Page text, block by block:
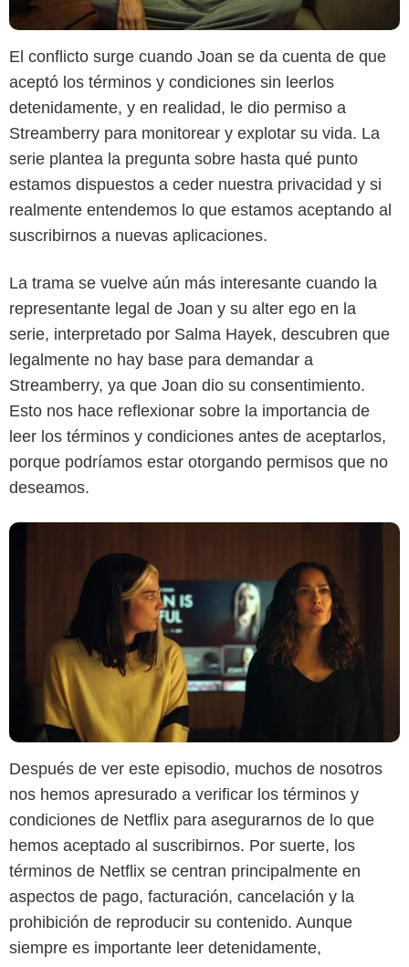
El conflicto surge cuando Joan se da cuenta de que
aceptó los términos y condiciones sin leerlos
detenidamente, y en realidad, le dio permiso a
Streamberry para monitorear y explotar su vida. La
serie plantea la pregunta sobre hasta qué punto
estamos dispuestos a ceder nuestra privacidad y si
realmente entendemos lo que estamos aceptando al
suscribirnos a nuevas aplicaciones.
La trama se vuelve aún más interesante cuando la
representante legal de Joan y su alter ego en la
serie, interpretado por Salma Hayek, descubren que
legalmente no hay base para demandar a
Streamberry, ya que Joan dio su consentimiento.
Esto nos hace reflexionar sobre la importancia de
leer los términos y condiciones antes de aceptarlos,
porque podríamos estar otorgando permisos que no
deseamos.
Netflix
Después de ver este episodio, muchos de nosotros
nos hemos apresurado a verificar los términos y
condiciones de Netflix para asegurarnos de lo que
hemos aceptado al suscribirnos. Por suerte, los
términos de Netflix se centran principalmente en
aspectos de pago, facturación, cancelación y la
prohibición de reproducir su contenido. Aunque
siempre es importante leer detenidamente,